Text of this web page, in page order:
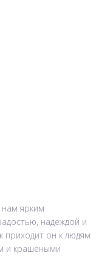
нам ярким
надеждой и
приходит он к людям
и крашеными